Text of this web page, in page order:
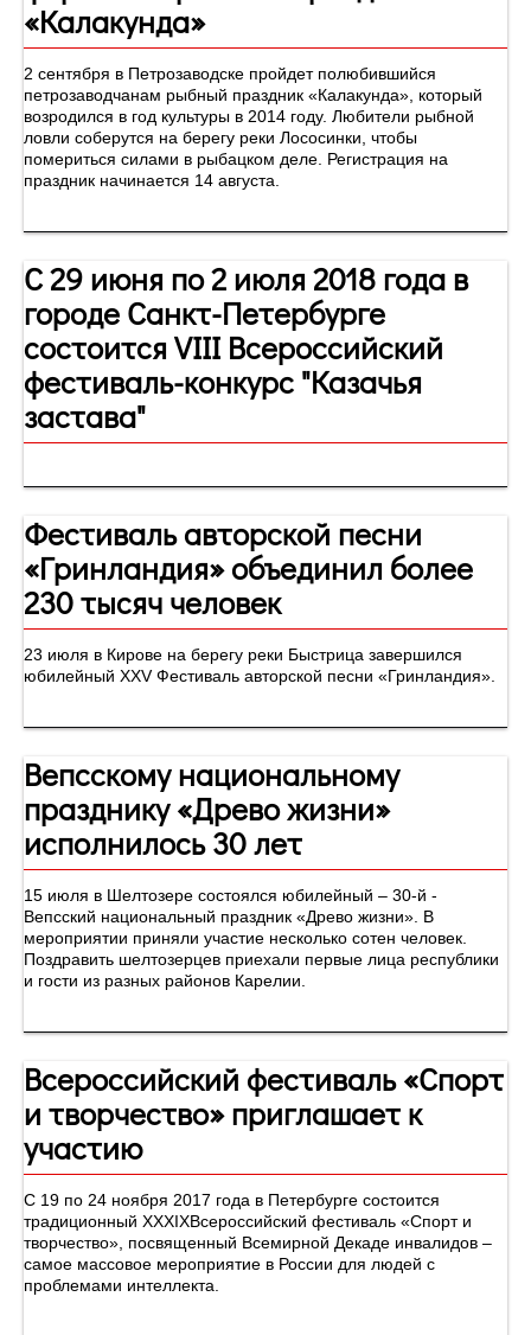
«Калакунда»
2 сентября в Петрозаводске пройдет полюбившийся
петрозаводчанам рыбный праздник «Калакунда», который
возродился в год культуры в 2014 году. Любители рыбной
ловли соберутся на берегу реки Лососинки, чтобы
помериться силами в рыбацком деле. Регистрация на
праздник начинается 14 августа.
С 29 июня по 2 июля 2018 года в
городе Санкт-Петербурге
состоится VIII Всероссийский
фестиваль-конкурс "Казачья
застава"
Фестиваль авторской песни
«Гринландия» объединил более
230 тысяч человек
23 июля в Кирове на берегу реки Быстрица завершился
юбилейный XXV Фестиваль авторской песни «Гринландия».
Вепсскому национальному
празднику «Древо жизни»
исполнилось 30 лет
15 июля в Шелтозере состоялся юбилейный – 30-й -
Вепсский национальный праздник «Древо жизни». В
мероприятии приняли участие несколько сотен человек.
Поздравить шелтозерцев приехали первые лица республики
и гости из разных районов Карелии.
Всероссийский фестиваль «Спорт
и творчество» приглашает к
участию
С 19 по 24 ноября 2017 года в Петербурге состоится
традиционный XXXIXВсероссийский фестиваль «Спорт и
творчество», посвященный Всемирной Декаде инвалидов –
самое массовое мероприятие в России для людей с
проблемами интеллекта.